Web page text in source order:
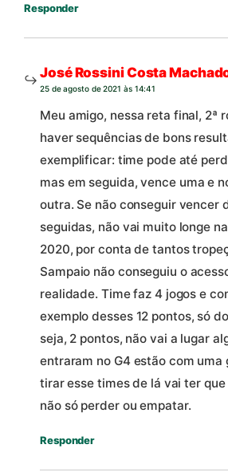
Responder
José Rossini Costa
25 de agosto de 2021 às 14:41
Meu amigo, nessa reta final, 2ª
haver sequências de bons
exemplificar: time pode até
mas em seguida, vence uma e
outra. Se não conseguir vencer
seguidas, não vai muito longe
2020, por conta de tantos
Sampaio não conseguiu o
realidade. Time faz 4 jogos e
exemplo desses 12 pontos, só
seja, 2 pontos, não vai a lugar
entraram no G4 estão com uma
tirar esse times de lá vai ter
não só perder ou empatar.
Responder